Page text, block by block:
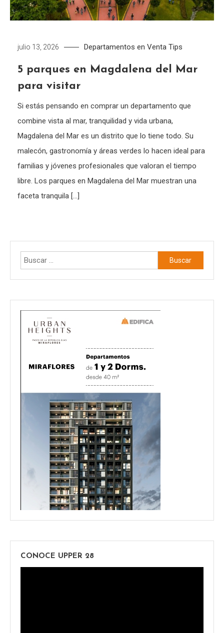
julio 13, 2026 Departamentos en Venta Tips
5 parques en Magdalena del Mar
para visitar
Si estás pensando en comprar un departamento que
combine vista al mar, tranquilidad y vida urbana,
Magdalena del Mar es un distrito que lo tiene todo. Su
malecón, gastronomía y áreas verdes lo hacen ideal para
familias y jóvenes profesionales que valoran el tiempo
libre. Los parques en Magdalena del Mar muestran una
faceta tranquila […]
Buscar:
CONOCE UPPER 28